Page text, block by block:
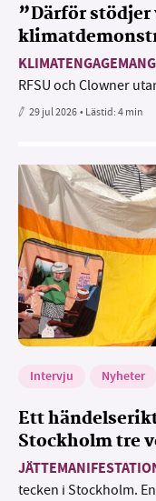
”Därför stödjer
KLIMATENGAGEMANG
RFSU och Clowner
29 jul 2026• Lästid:4 min
Intervju Nyheter
Ett
Stockholm tre
tecken i Stockholm.